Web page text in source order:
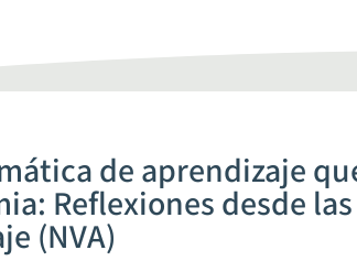
de aprendizaje
Reflexiones desde
(NVA)